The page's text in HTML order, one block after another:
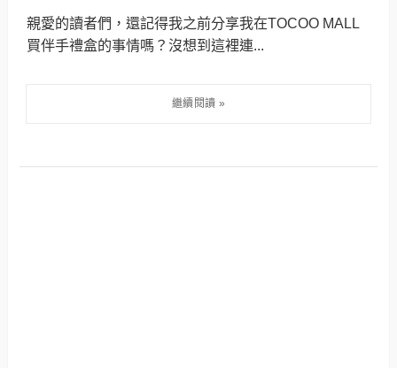
親愛的讀者們，還記得我之前分享我在TOCOO MALL
買伴手禮盒的事情嗎？沒想到這裡連...